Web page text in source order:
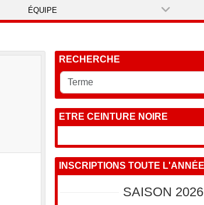
ÉQUIPE
RECHERCHE
ETRE CEINTURE NOIRE
INSCRIPTIONS TOUTE L'ANNÉE
SAISON